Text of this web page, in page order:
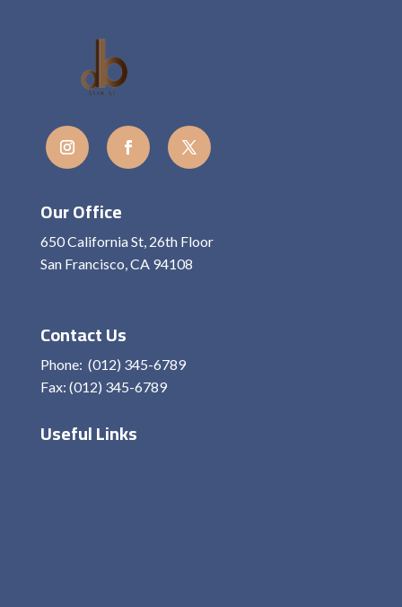
Our Office
650 California St, 26th Floor
San Francisco, CA 94108
Contact Us
Phone: (012) 345-6789
Fax: (012) 345-6789
Useful Links